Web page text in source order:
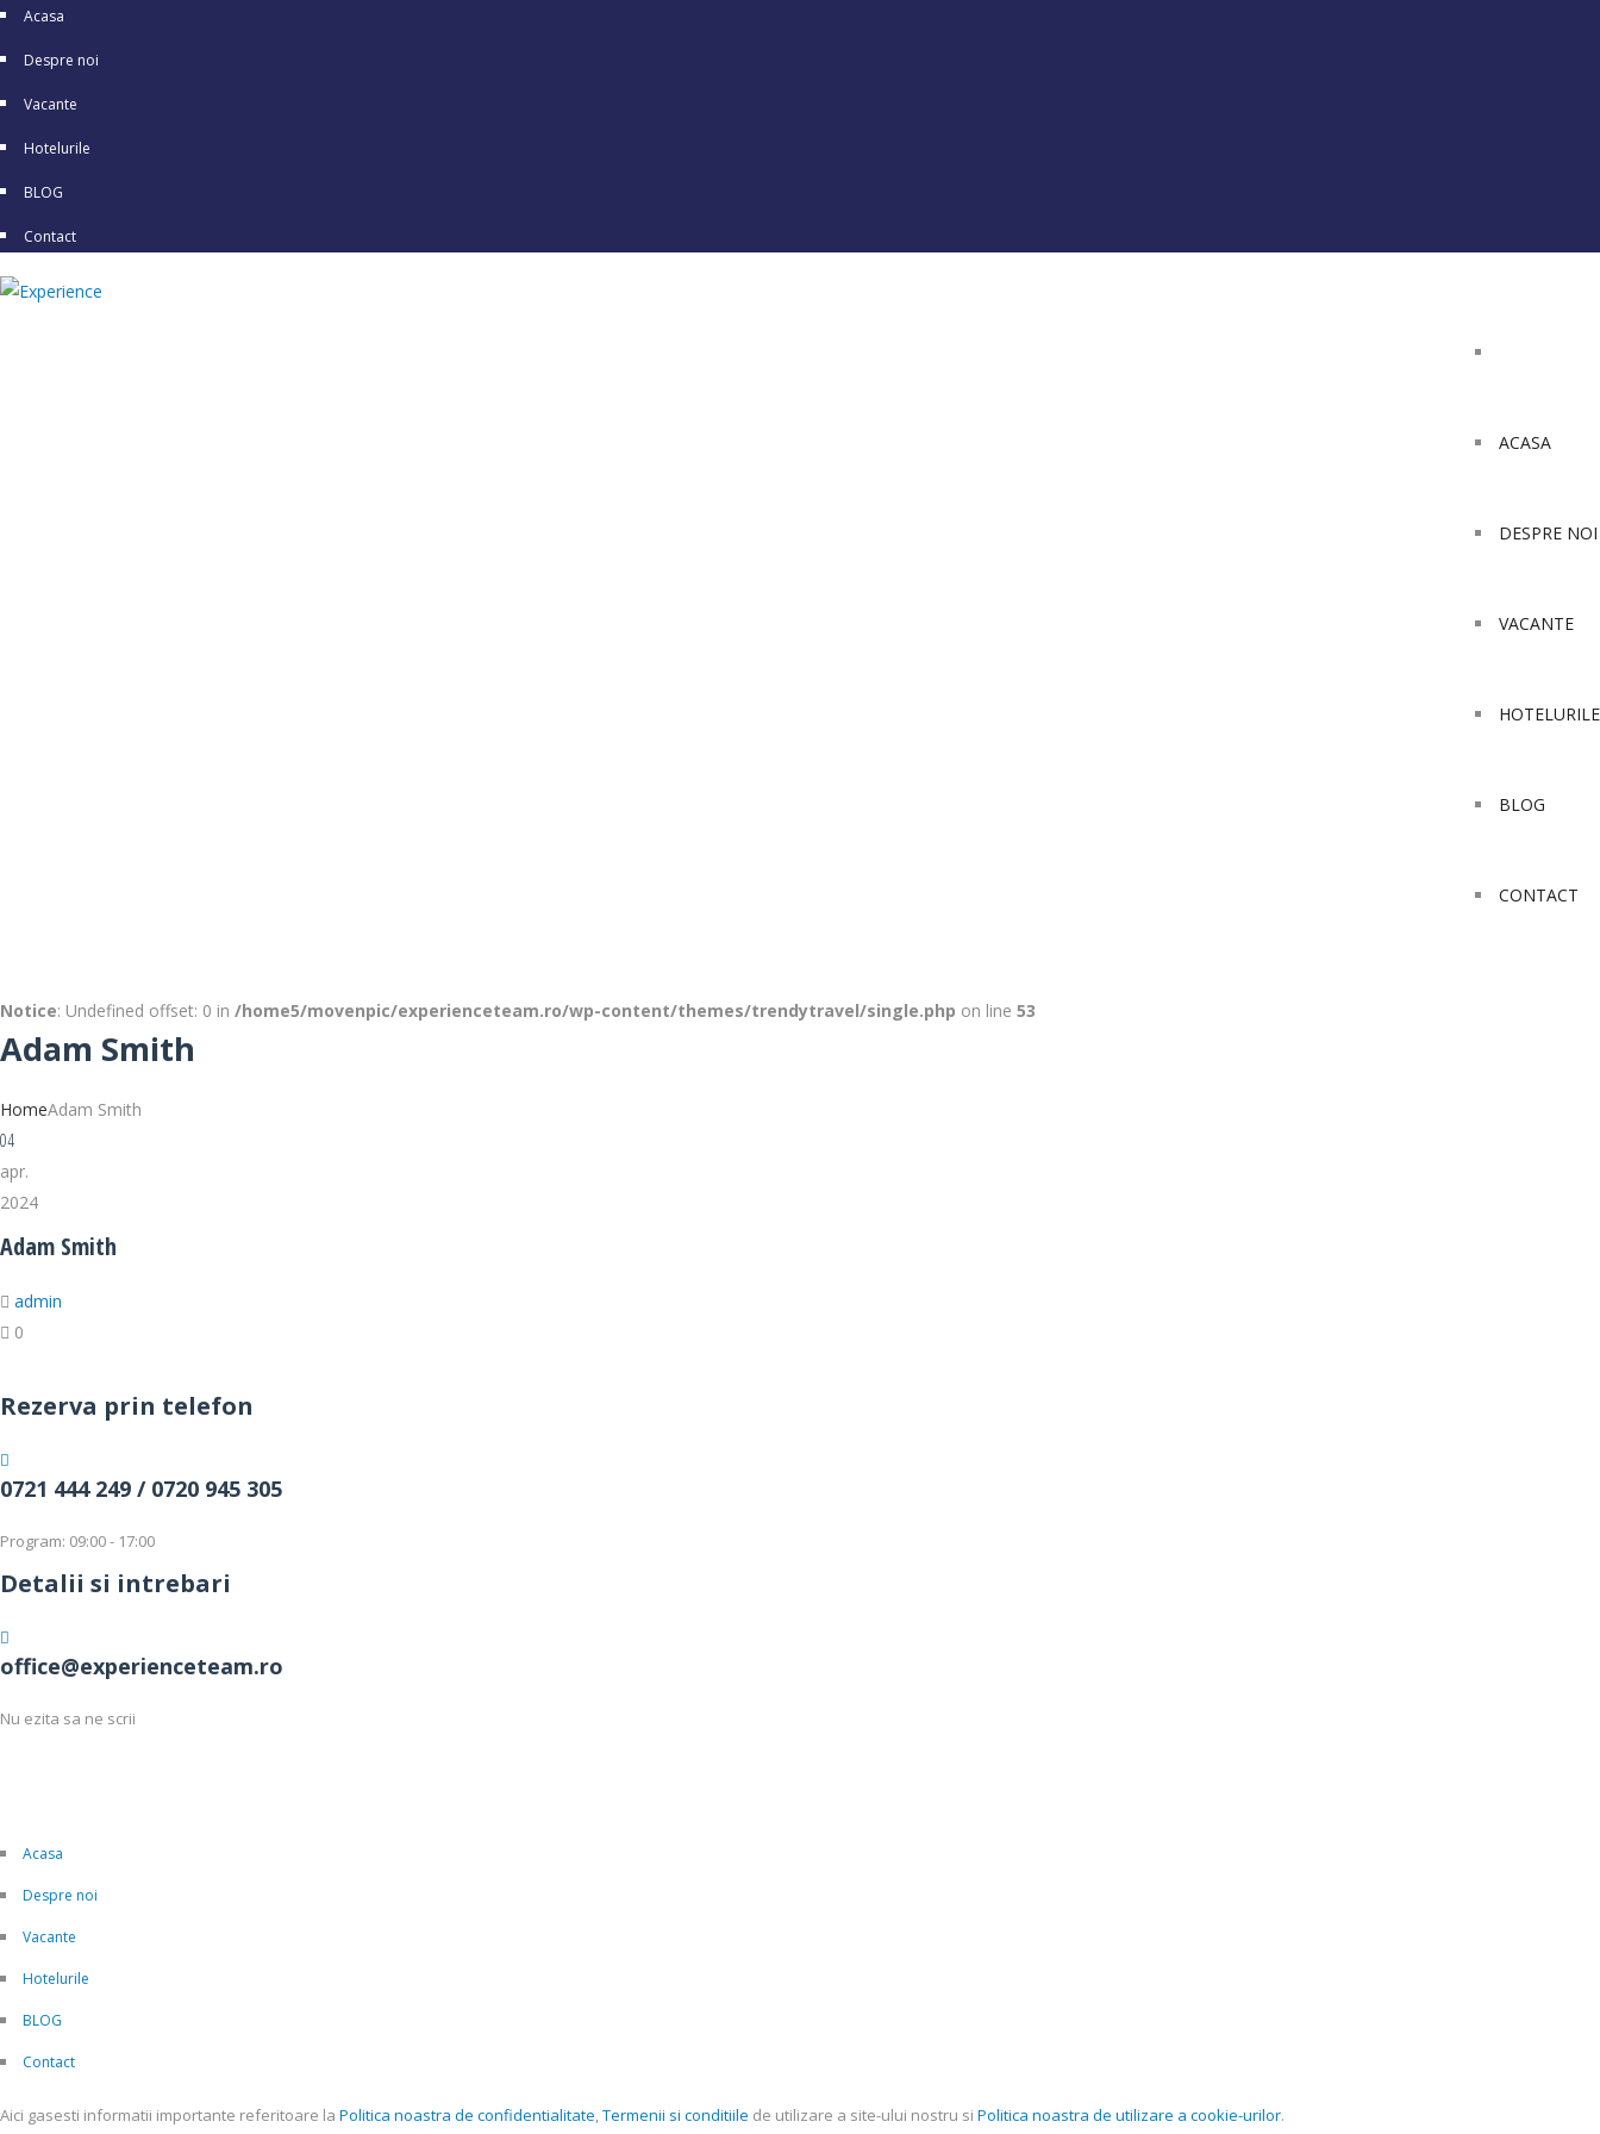
Acasa
Despre noi
Vacante
Hotelurile
BLOG
Contact
ACASA
DESPRE NOI
VACANTE
HOTELURILE
BLOG
CONTACT
Notice: Undefined offset: 0 in /home5/movenpic/experienceteam.ro/wp-content/themes/trendytravel/single.php on line 53
Adam Smith
HomeAdam Smith
04
apr.
2024
Adam Smith
admin
0
Rezerva prin telefon
0721 444 249 / 0720 945 305
Program: 09:00 - 17:00
Detalii si intrebari
office@experienceteam.ro
Nu ezita sa ne scrii
Acasa
Despre noi
Vacante
Hotelurile
BLOG
Contact
Aici gasesti informatii importante referitoare la Politica noastra de confidentialitate,Termenii si conditiile de utilizare a site-ului nostru si Politica noastra de utilizare a cookie-urilor.